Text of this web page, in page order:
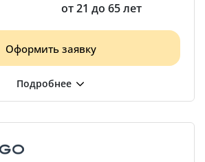
от 21 до 65 лет
Оформить заявку